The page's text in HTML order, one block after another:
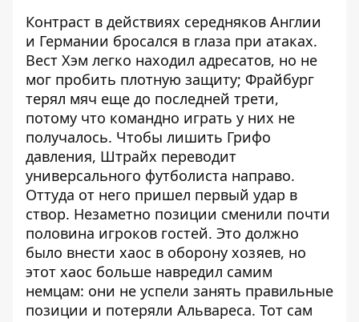
Контраст в действиях середняков Англии
и Германии бросался в глаза при атаках.
Вест Хэм легко находил адресатов, но не
мог пробить плотную защиту; Фрайбург
терял мяч еще до последней трети,
потому что командно играть у них не
получалось. Чтобы лишить Грифо
давления, Штрайх переводит
универсального футболиста направо.
Оттуда от него пришел первый удар в
створ. Незаметно позиции сменили почти
половина игроков гостей. Это должно
было внести хаос в оборону хозяев, но
этот хаос больше навредил самим
немцам: они не успели занять правильные
позиции и потеряли Альвареса. Тот сам